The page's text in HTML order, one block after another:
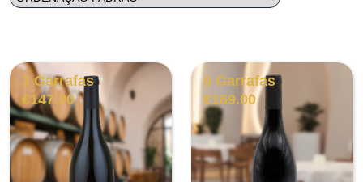
3 Garrafas
€147.00
6 Garrafas
€169.00